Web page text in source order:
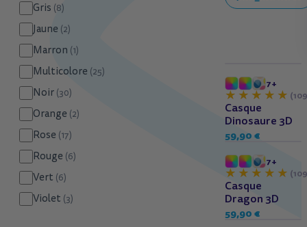
Gris (8)
Jaune (2)
Marron (1)
Multicolore (25)
Noir (30)
Orange (2)
Rose (17)
Rouge (6)
Vert (6)
Violet (3)
7+
Casque
Dinosaure 3D
59,90 €
7+
Casque
Dragon 3D
59,90 €